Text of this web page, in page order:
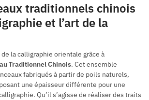
traditionnels chinois
et l’art de la
la calligraphie orientale grâce à
Traditionnel Chinois. Cet ensemble
fabriqués à partir de poils naturels,
une épaisseur différente pour une
Qu’il s’agisse de réaliser des traits